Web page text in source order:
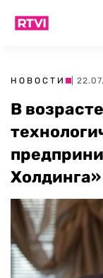
НОВОСТИ |
В